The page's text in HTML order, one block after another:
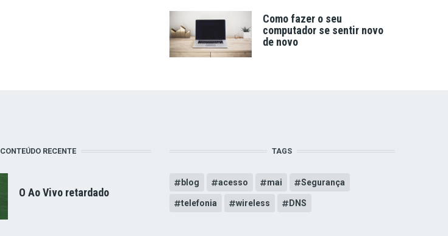
Como fazer o seu
computador se sentir novo
de novo
CONTEÚDO RECENTE
O Ao Vivo retardado
TAGS
blog acesso mai Segurança
telefonia wireless DNS